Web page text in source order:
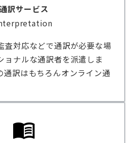
通訳サービス
査対応などで通訳が必要な場
ョナルな通訳者を派遣しま
通訳はもちろんオンライン通